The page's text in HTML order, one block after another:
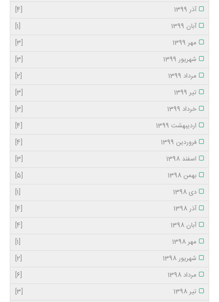
آذر 1399
[4]
آبان 1399
[1]
مهر 1399
[3]
شهریور 1399
[3]
مرداد 1399
[2]
تیر 1399
[3]
خرداد 1399
[3]
اردیبهشت 1399
[4]
فروردین 1399
[4]
اسفند 1398
[3]
بهمن 1398
[5]
دی 1398
[1]
آذر 1398
[4]
آبان 1398
[4]
مهر 1398
[1]
شهریور 1398
[2]
مرداد 1398
[6]
تیر 1398
[3]